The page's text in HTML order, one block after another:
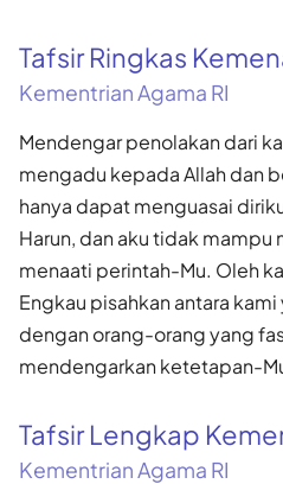
Tafsir Ringkas
Kementrian Agama RI
Mendengar penolakan dari
mengadu kepada Allah dan
hanya dapat menguasai
Harun, dan aku tidak mampu
menaati perintah-Mu. Oleh
Engkau pisahkan antara
dengan orang-orang yang
mendengarkan ketetapan-
Tafsir Lengkap
Kementrian Agama RI